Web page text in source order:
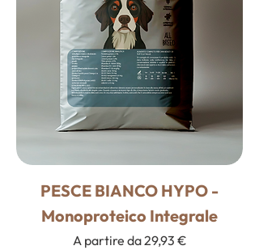
PESCE BIANCO HYPO -
Monoproteico Integrale
A partire da29,93 €
Prezzo scontato